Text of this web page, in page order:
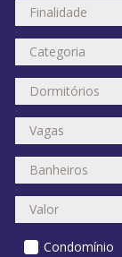
Condomínio